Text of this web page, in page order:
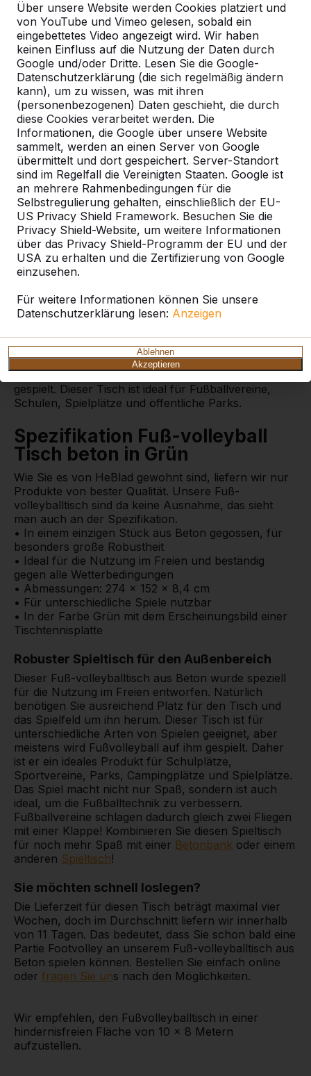
Über unsere Website werden Cookies platziert und
von YouTube und Vimeo gelesen, sobald ein
eingebettetes Video angezeigt wird. Wir haben
keinen Einfluss auf die Nutzung der Daten durch
Google und/oder Dritte. Lesen Sie die Google-
Datenschutzerklärung (die sich regelmäßig ändern
kann), um zu wissen, was mit ihren
(personenbezogenen) Daten geschieht, die durch
diese Cookies verarbeitet werden. Die
Informationen, die Google über unsere Website
sammelt, werden an einen Server von Google
übermittelt und dort gespeichert. Server-Standort
sind im Regelfall die Vereinigten Staaten. Google ist
an mehrere Rahmenbedingungen für die
Selbstregulierung gehalten, einschließlich der EU-
US Privacy Shield Framework. Besuchen Sie die
Privacy Shield-Website, um weitere Informationen
über das Privacy Shield-Programm der EU und der
USA zu erhalten und die Zertifizierung von Google
einzusehen.
Für weitere Informationen können Sie unsere
Datenschutzerklärung lesen: Anzeigen
Ablehnen
Akzeptieren
Zum Angebot hinzufügen
Kostenlose Lieferung und Aufstellung in
Deutschland.
Innerhalb von 4 Arbeitswochen geliefert.
Wie funktioniert die Lieferung? Video ansehen
Fuß-volleyball Tisch
beton in Grün
Sie suchen einen Spieltisch für ein aktives,
abwechslungsreiches Spiel? Dann ist unser Fuß-
volleyball Tisch beton in Grün genau das Richtige. Er
ähnelt dem Tischtennistisch, nur dass er leicht
gewölbt ist, aber er besteht ebenfalls aus einem
einzigen Stück Beton. Das Netz ist wie beim
Tischtennistisch eine aufrechtstehende Kante in der
Mitte des Tisches. Ein Fußvolleyballtisch kann für
verschiedene Arten von Spielen genutzt werden,
aber in den meisten Fällen wird Footvolley darauf
gespielt. Dieser Tisch ist ideal für Fußballvereine,
Schulen, Spielplätze und öffentliche Parks.
Spezifikation Fuß-volleyball
Tisch beton in Grün
Wie Sie es von HeBlad gewohnt sind, liefern wir nur
Produkte von bester Qualität. Unsere Fuß-
volleyballtisch sind da keine Ausnahme, das sieht
man auch an der Spezifikation.
• In einem einzigen Stück aus Beton gegossen, für
besonders große Robustheit
• Ideal für die Nutzung im Freien und beständig
gegen alle Wetterbedingungen
• Abmessungen: 274 x 152 x 8,4 cm
• Für unterschiedliche Spiele nutzbar
• In der Farbe Grün mit dem Erscheinungsbild einer
Tischtennisplatte
Robuster Spieltisch für den Außenbereich
Dieser Fuß-volleyballtisch aus Beton wurde speziell
für die Nutzung im Freien entworfen. Natürlich
benötigen Sie ausreichend Platz für den Tisch und
das Spielfeld um ihn herum. Dieser Tisch ist für
unterschiedliche Arten von Spielen geeignet, aber
meistens wird Fußvolleyball auf ihm gespielt. Daher
ist er ein ideales Produkt für Schulplätze,
Sportvereine, Parks, Campingplätze und Spielplätze.
Das Spiel macht nicht nur Spaß, sondern ist auch
ideal, um die Fußballtechnik zu verbessern.
Fußballvereine schlagen dadurch gleich zwei Fliegen
mit einer Klappe! Kombinieren Sie diesen Spieltisch
für noch mehr Spaß mit einer Betonbank oder einem
anderen Spieltisch!
Sie möchten schnell loslegen?
Die Lieferzeit für diesen Tisch beträgt maximal vier
Wochen, doch im Durchschnitt liefern wir innerhalb
von 11 Tagen. Das bedeutet, dass Sie schon bald eine
Partie Footvolley an unserem Fuß-volleyballtisch aus
Beton spielen können. Bestellen Sie einfach online
oder fragen Sie uns nach den Möglichkeiten.
Wir empfehlen, den Fußvolleyballtisch in einer
hindernisfreien Fläche von 10 x 8 Metern
aufzustellen.